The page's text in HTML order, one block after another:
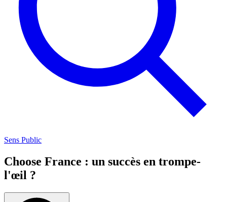
Sens Public
Choose France : un succès en trompe-
l'œil ?